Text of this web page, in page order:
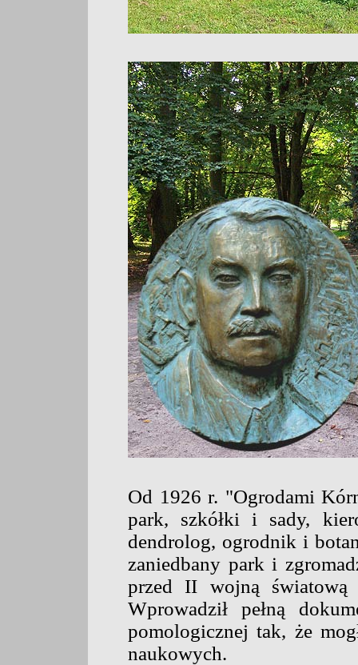
Od 1926 r. "Ogrodami
park, szkółki i sady,
dendrolog, ogrodnik i
zaniedbany park i
przed II wojną światową
Wprowadził pełną
pomologicznej tak, że
naukowych.